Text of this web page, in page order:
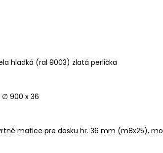
hladká (ral 9003) zlatá perlička
900 x 36
matice pre dosku hr. 36 mm (m8x25),